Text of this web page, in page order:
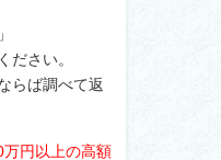
ださい。
らば調べて返
円以上の高額